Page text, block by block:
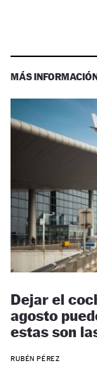
MÁS
Dejar el
agosto
estas son
RUBÉN PÉREZ